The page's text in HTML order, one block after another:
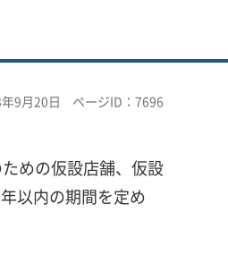
9月20日 ページID：7696
めの仮設店舗、仮設
以内の期間を定め